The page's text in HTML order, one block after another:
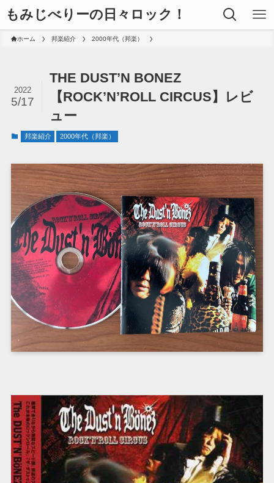
もみじべりーの日々ロック！
ホーム 邦楽紹介 2000年代（邦楽）
THE DUST’N BONEZ
【ROCK’N’ROLL CIRCUS】レビ
ュー
2022
5/17
邦楽紹介 2000年代（邦楽）